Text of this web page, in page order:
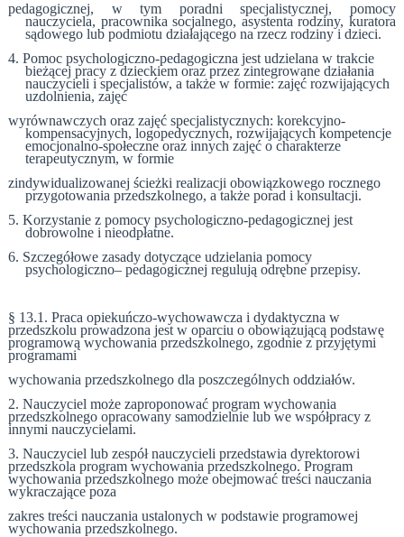
pedagogicznej, w tym poradni specjalistycznej, pomocy
nauczyciela, pracownika socjalnego, asystenta rodziny, kuratora
sądowego lub podmiotu działającego na rzecz rodziny i dzieci.
4. Pomoc psychologiczno-pedagogiczna jest udzielana w trakcie
bieżącej pracy z dzieckiem oraz przez zintegrowane działania
nauczycieli i specjalistów, a także w formie: zajęć rozwijających
uzdolnienia, zajęć
wyrównawczych oraz zajęć specjalistycznych: korekcyjno-
kompensacyjnych, logopedycznych, rozwijających kompetencje
emocjonalno-społeczne oraz innych zajęć o charakterze
terapeutycznym, w formie
zindywidualizowanej ścieżki realizacji obowiązkowego rocznego
przygotowania przedszkolnego, a także porad i konsultacji.
5. Korzystanie z pomocy psychologiczno-pedagogicznej jest
dobrowolne i nieodpłatne.
6. Szczegółowe zasady dotyczące udzielania pomocy
psychologiczno– pedagogicznej regulują odrębne przepisy.
§ 13.1.Praca opiekuńczo-wychowawcza i dydaktyczna w
przedszkolu prowadzona jest w oparciu o obowiązującą podstawę
programową wychowania przedszkolnego, zgodnie z przyjętymi
programami
wychowania przedszkolnego dla poszczególnych oddziałów.
2. Nauczyciel może zaproponować program wychowania
przedszkolnego opracowany samodzielnie lub we współpracy z
innymi nauczycielami.
3. Nauczyciel lub zespół nauczycieli przedstawia dyrektorowi
przedszkola program wychowania przedszkolnego. Program
wychowania przedszkolnego może obejmować treści nauczania
wykraczające poza
zakres treści nauczania ustalonych w podstawie programowej
wychowania przedszkolnego.